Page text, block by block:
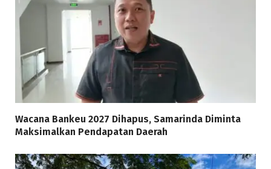
Wacana Bankeu 2027 Dihapus, Samarinda Diminta
Maksimalkan Pendapatan Daerah